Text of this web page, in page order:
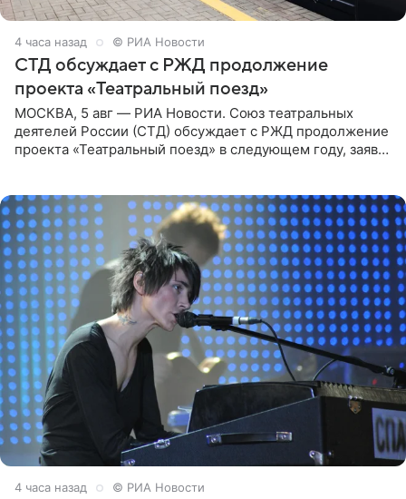
4 часа назад © РИА Новости
СТД обсуждает с РЖД продолжение
проекта «Театральный поезд»
МОСКВА, 5 авг — РИА Новости. Союз театральных
деятелей России (СТД) обсуждает с РЖД продолжение
проекта «Театральный поезд» в следующем году, заявил
4 часа назад © РИА Новости